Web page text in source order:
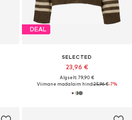
DEAL
SELECTED
23,96 €
Algselt: 79,90 €
Viimane madalaim hind:25,96 €-7%